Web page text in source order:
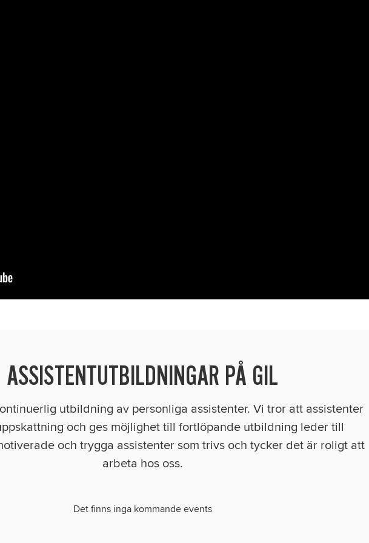
ASSISTENTUTBILDNINGAR PÅ GIL
utbildning av personliga assistenter. Vi tror att assistenter
och ges möjlighet till fortlöpande utbildning leder till
och trygga assistenter som trivs och tycker det är roligt att
arbeta hos oss.
Det finns inga kommande events